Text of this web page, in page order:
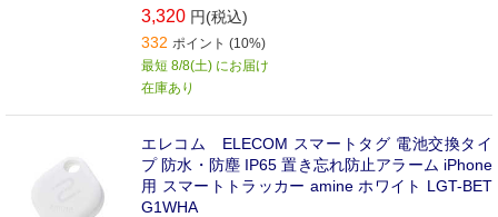
す。充電や電池交換は不要で、入れっぱなしで最大5
年(※)使えます。財布に入れてもかさばらない、約1.7
mmの超薄型タイプです。 ※接続状態での最大値
3,320 円(税込)
332 ポイント (10%)
最短 8/8(土) にお届け
在庫あり
エレコム ELECOM スマートタグ 電池交換タイ
プ 防水・防塵 IP65 置き忘れ防止アラーム iPhone
用 スマートトラッカー amine ホワイト LGT-BET
G1WHA